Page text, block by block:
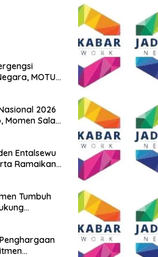
MOTU
2026
Momen Salam
Entalsewu
Ramaikan
Tumbuh